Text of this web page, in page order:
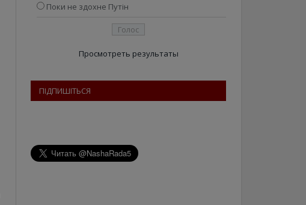
Поки не здохне Путін
Просмотреть результаты
ПІДПИШІТЬСЯ